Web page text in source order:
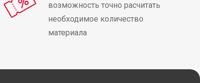
возможность точно расчитать
необходимое количество
материала